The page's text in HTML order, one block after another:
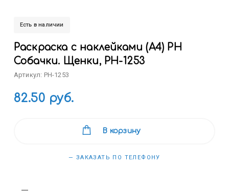
Есть в наличии
Раскраска с наклейками (А4) РН
Собачки. Щенки, РН-1253
Артикул: РН-1253
82.50 руб.
В корзину
— ЗАКАЗАТЬ ПО ТЕЛЕФОНУ